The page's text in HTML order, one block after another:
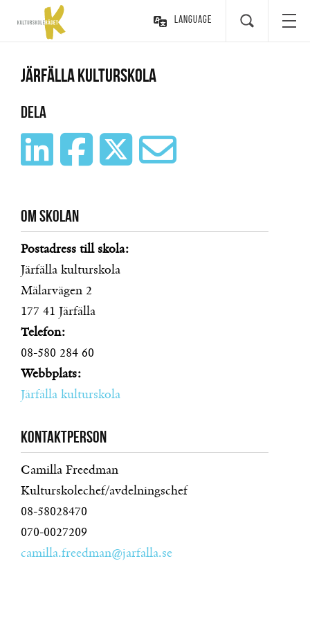
Language
Järfälla kulturskola
Dela
Om skolan
Postadress till skola:
Järfälla kulturskola
Mälarvägen 2
177 41 Järfälla
Telefon:
08-580 284 60
Webbplats:
Järfälla kulturskola
Kontaktperson
Camilla Freedman
Kulturskolechef/avdelningschef
08-58028470
070-0027209
camilla.freedman@jarfalla.se